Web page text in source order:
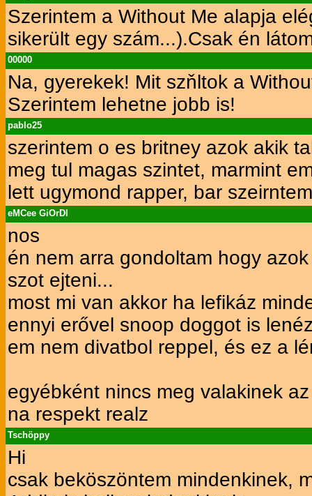
Szerintem a Without Me alapja
sikerült egy szám...).Csak én
00000
Na, gyerekek! Mit szňltok a
Szerintem lehetne jobb is!
pablo25
szerintem o es britney azok akik
meg tul magas szintet, marmint
lett ugymond rapper, bar
eMCee GiOrDl
nos
én nem arra gondoltam hogy
szot ejteni...
most mi van akkor ha lefikáz
ennyi erővel snoop doggot is
em nem divatbol reppel, és ez a
egyébként nincs meg valakinek
na respekt realz
Tschöppy
Hi
csak beköszöntem mindenkinek,